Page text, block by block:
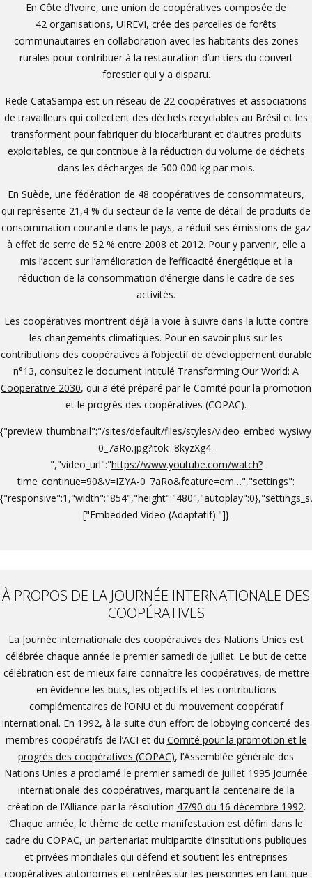
En Côte d’Ivoire, une union de coopératives composée de
42 organisations, UIREVI, crée des parcelles de forêts
communautaires en collaboration avec les habitants des zones
rurales pour contribuer à la restauration d’un tiers du couvert
forestier qui y a disparu.
Rede CataSampa est un réseau de 22 coopératives et associations
de travailleurs qui collectent des déchets recyclables au Brésil et les
transforment pour fabriquer du biocarburant et d’autres produits
exploitables, ce qui contribue à la réduction du volume de déchets
dans les décharges de 500 000 kg par mois.
En Suède, une fédération de 48 coopératives de consommateurs,
qui représente 21,4 % du secteur de la vente de détail de produits de
consommation courante dans le pays, a réduit ses émissions de gaz
à effet de serre de 52 % entre 2008 et 2012. Pour y parvenir, elle a
mis l’accent sur l’amélioration de l’efficacité énergétique et la
réduction de la consommation d’énergie dans le cadre de ses
activités.
Les coopératives montrent déjà la voie à suivre dans la lutte contre
les changements climatiques. Pour en savoir plus sur les
contributions des coopératives à l’objectif de développement durable
n°13, consultez le document intitulé Transforming Our World: A
Cooperative 2030, qui a été préparé par le Comité pour la promotion
et le progrès des coopératives (COPAC).
{"preview_thumbnail":"/sites/default/files/styles/
0_7aRo.jpg?itok=8kyzXg4-
","video_url":"https://www.youtube.com/watch?
time_continue=90&v=IZYA-0_7aRo&feature=em…","settings":
["Embedded Video (Adaptatif)."]}
À PROPOS DE LA JOURNÉE INTERNATIONALE DES
COOPÉRATIVES
La Journée internationale des coopératives des Nations Unies est
célébrée chaque année le premier samedi de juillet. Le but de cette
célébration est de mieux faire connaître les coopératives, de mettre
en évidence les buts, les objectifs et les contributions
complémentaires de l’ONU et du mouvement coopératif
international. En 1992, à la suite d’un effort de lobbying concerté des
membres coopératifs de l’ACI et du Comité pour la promotion et le
progrès des coopératives (COPAC), l’Assemblée générale des
Nations Unies a proclamé le premier samedi de juillet 1995 Journée
internationale des coopératives, marquant la centenaire de la
création de l’Alliance par la résolution 47/90 du 16 décembre 1992.
Chaque année, le thème de cette manifestation est défini dans le
cadre du COPAC, un partenariat multipartite d’institutions publiques
et privées mondiales qui défend et soutient les entreprises
coopératives autonomes et centrées sur les personnes en tant que